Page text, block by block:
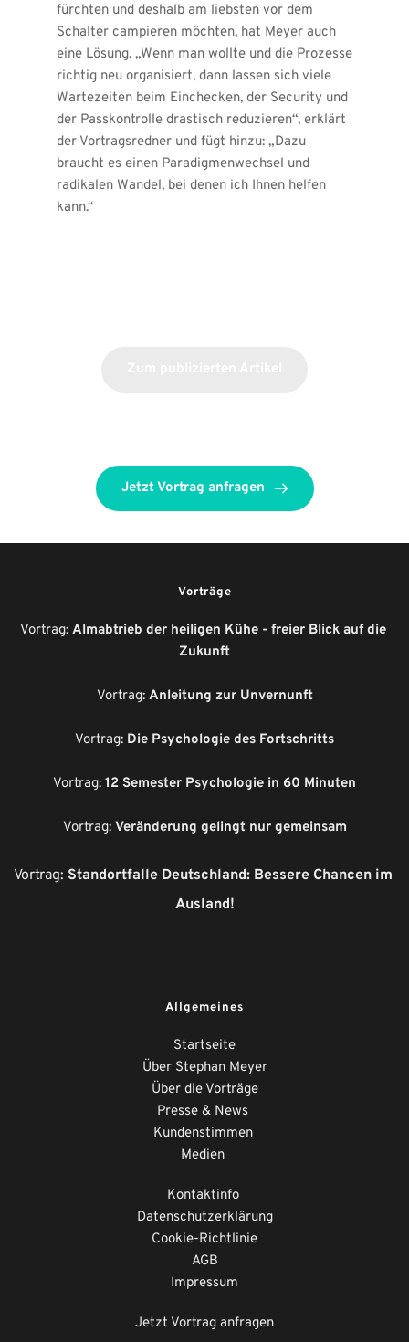
fürchten und deshalb am liebsten vor dem
Schalter campieren möchten, hat Meyer auch
eine Lösung. „Wenn man wollte und die Prozesse
richtig neu organisiert, dann lassen sich viele
Wartezeiten beim Einchecken, der Security und
der Passkontrolle drastisch reduzieren“, erklärt
der Vortragsredner und fügt hinzu: „Dazu
braucht es einen Paradigmenwechsel und
radikalen Wandel, bei denen ich Ihnen helfen
kann.“
Jetzt Vortrag anfragen
Vorträge
Vortrag: Almabtrieb der heiligen Kühe - freier Blick auf die
Zukunft
Vortrag: Anleitung zur Unvernunft
Vortrag: Die Psychologie des Fortschritts
Vortrag: 12 Semester Psychologie in 60 Minuten
Vortrag: Veränderung gelingt nur gemeinsam
Vortrag: Standortfalle Deutschland: Bessere Chancen im
Ausland!
Allgemeines
Startseite
Über Stephan Meyer
Über die Vorträge
Presse & News
Kundenstimmen
Medien
Kontaktinfo
Datenschutzerklärung
Cookie-Richtlinie
AGB
Impressum
Jetzt Vortrag anfragen